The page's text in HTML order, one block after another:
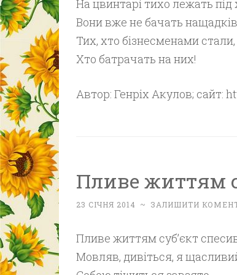
На цвинтарі тихо лежать під
Вони вже не бачать нащадків
Тих, хто бізнесменами стали,
Хто батрачать на них!
Автор: Генріх Акулов; сайт:
Пливе життям
23 СІЧНЯ 2014 ~ ЗАЛИШИТИ
Пливе життям суб’єкт
Мовляв, дивіться, я